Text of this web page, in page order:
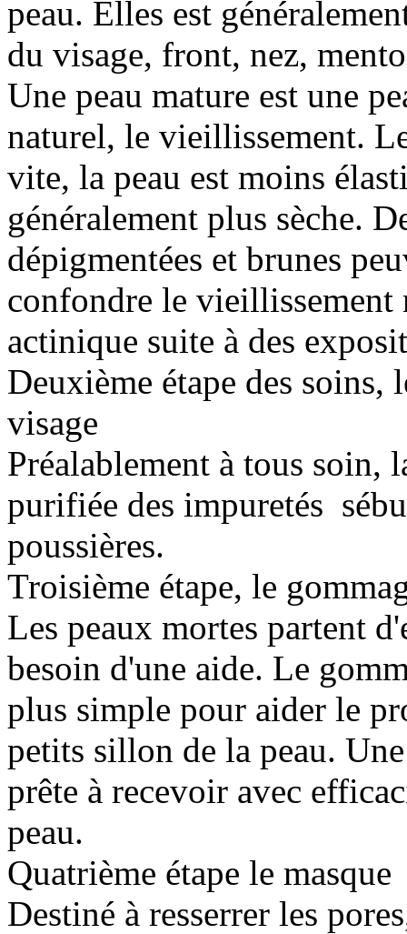
peau. Elles est
du visage, front, nez,
Une peau mature est une
naturel, le vieillissement.
vite, la peau est moins
généralement plus sèche.
dépigmentées et brunes
confondre le
actinique suite à des
Deuxième étape des soins,
visage
Préalablement à tous soin,
purifiée des impuretés
poussières.
Troisième étape, le
Les peaux mortes partent
besoin d'une aide. Le
plus simple pour aider le
petits sillon de la peau.
prête à recevoir avec
peau.
Quatrième étape le masque
Destiné à resserrer les